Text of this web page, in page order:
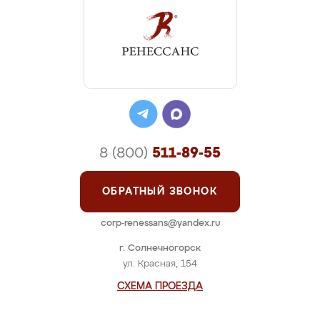
г. Солнечногорск
ул. Красная, 154
СХЕМА ПРОЕЗДА
8 (800) 511-89-55
ОБРАТНЫЙ ЗВОНОК
corp-renessans@yandex.ru